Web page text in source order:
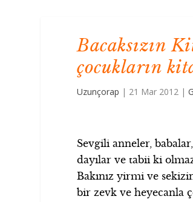
Bacaksızın
çocukların
Uzunçorap | 21 Mar 2012 |
Sevgili anneler,
dayılar ve tabii ki
Bakınız yirmi ve
bir zevk ve heyecanla